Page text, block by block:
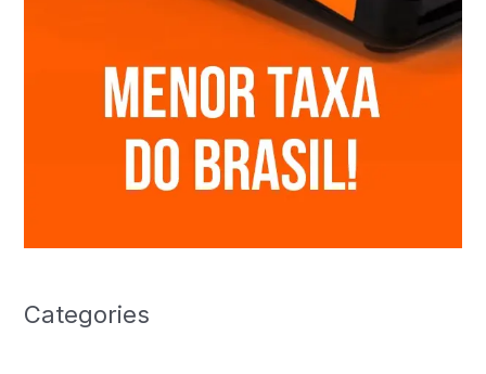
Categories